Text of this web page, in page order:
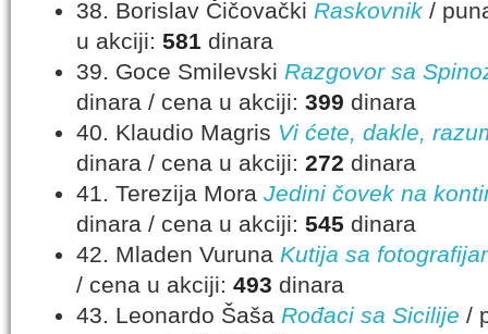
38. Borislav Čičovački Raskovnik /
u akciji: 581 dinara
39. Goce Smilevski Razgovor sa
dinara / cena u akciji: 399 dinara
40. Klaudio Magris Vi ćete, dakle,
dinara / cena u akciji: 272 dinara
41. Terezija Mora Jedini čovek na
dinara / cena u akciji: 545 dinara
42. Mladen Vuruna Kutija sa
/ cena u akciji: 493 dinara
43. Leonardo Šaša Rođaci sa Sicilije /